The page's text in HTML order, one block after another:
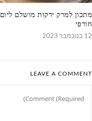
מתכון למרק ירקות מושלם ליום
חורפי
12 בנובמבר 2023
LEAVE A COMMENT